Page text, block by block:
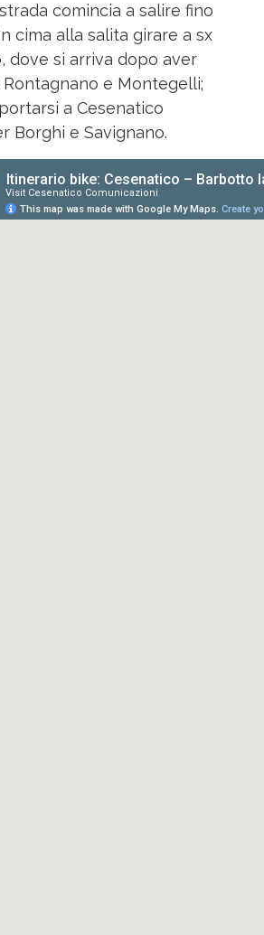
comincia a salire fino
cima alla salita girare a sx
dove si arriva dopo aver
e Montegelli;
a Cesenatico
Borghi e Savignano.